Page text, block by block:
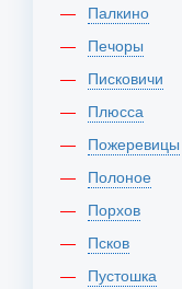
Палкино
Печоры
Писковичи
Плюсса
Пожеревицы
Полоное
Порхов
Псков
Пустошка